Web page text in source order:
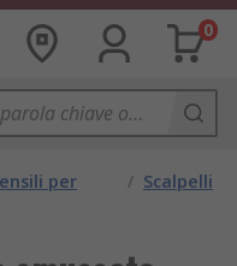
0
per
/ Scalpelli